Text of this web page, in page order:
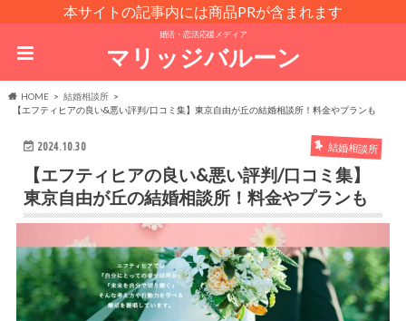
本サイトの記事内には商品PRが含まれます
婚活・恋活応援メディア
マリッジバルーン
HOME
結婚相談所
【エフティヒアの良い&悪い評判/口コミ集】東京自由が丘の結婚相談所！料金やプランも
2024.10.30 結婚相談所
【エフティヒアの良い&悪い評判/口コミ集】
東京自由が丘の結婚相談所！料金やプランも